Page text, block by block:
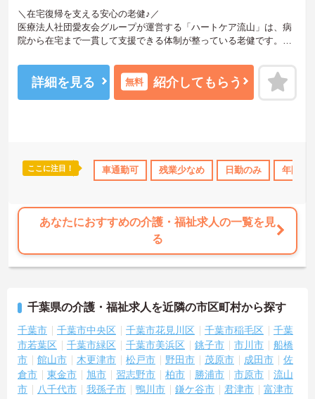
・補助 ブランクOK 資格取得サポート 研修制度あり
＼在宅復帰を支える安心の老健♪／
医療法人社団愛友会グループが運営する「ハートケア流山」は、病
院から在宅まで一貫して支援できる体制が整っている老健です。入
れ目なく関われるのが魅力。医療と介護の連携が取りやすく、退院
後の生活を見据えた支援にしっかり向き合えます。年間休日や残業
時間にも配慮されており、無理なく長く続けやすい環境。地域に根
―――――――――――――――
働きやすさを大切にした環境です。
・週休二日制×シフト制で生活リズム安定
→ オンオフの切り替えがしやすい職場です
―――――――――――――――
■ 地域を支えるやりがいポジション
―――――――――――――――
・介護認定申請代行など行政手続きにも関与
→ 利用者さまの生活に深く関われる環境です
―――――――――――――――
■ 医療法人ならではの安心連携
―――――――――――――――
働きやすさにつながる体制が整っています。
詳細を見る 無料 紹介してもらう
ここに注目！ 車通勤可 残業少なめ 日勤のみ 年間休
あなたにおすすめの介護・福祉求人の一覧を見
る
千葉県の介護・福祉求人を近隣の市区町村から探す
千葉市 千葉市中央区 千葉市花見川区 千葉市稲毛区
千葉
市若葉区
千葉市緑区 千葉市美浜区 銚子市 市川市
船橋
市
館山市 木更津市 松戸市 野田市 茂原市 成田市
佐
倉市
東金市 旭市 習志野市 柏市 勝浦市 市原市
流山
市
八千代市 我孫子市 鴨川市 鎌ケ谷市 君津市
富津市